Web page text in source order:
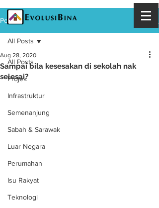
Post
All Posts
Projek
Infrastruktur
Semenanjung
Sabah & Sarawak
Luar Negara
Perumahan
Isu Rakyat
Teknologi
All Posts
Sampai bila kesesakan di sekolah nak
selesai?
Aug 28, 2020